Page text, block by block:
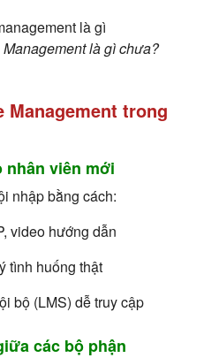
là gì chưa?
Management trong
nhân viên mới
nhập bằng cách:
video hướng dẫn
tình huống thật
bộ (LMS) dễ truy cập
các bộ phận